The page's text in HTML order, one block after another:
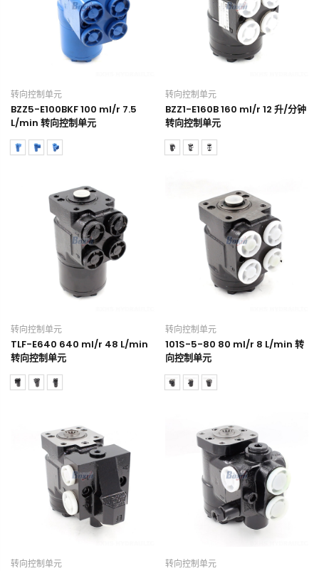
转向控制单元
BZZ5-E100BKF 100 ml/r 7.5
L/min 转向控制单元
转向控制单元
BZZ1-E160B 160 ml/r 12 升/分钟
转向控制单元
转向控制单元
TLF-E640 640 ml/r 48 L/min
转向控制单元
转向控制单元
101S-5-80 80 ml/r 8 L/min 转
向控制单元
转向控制单元 转向控制单元